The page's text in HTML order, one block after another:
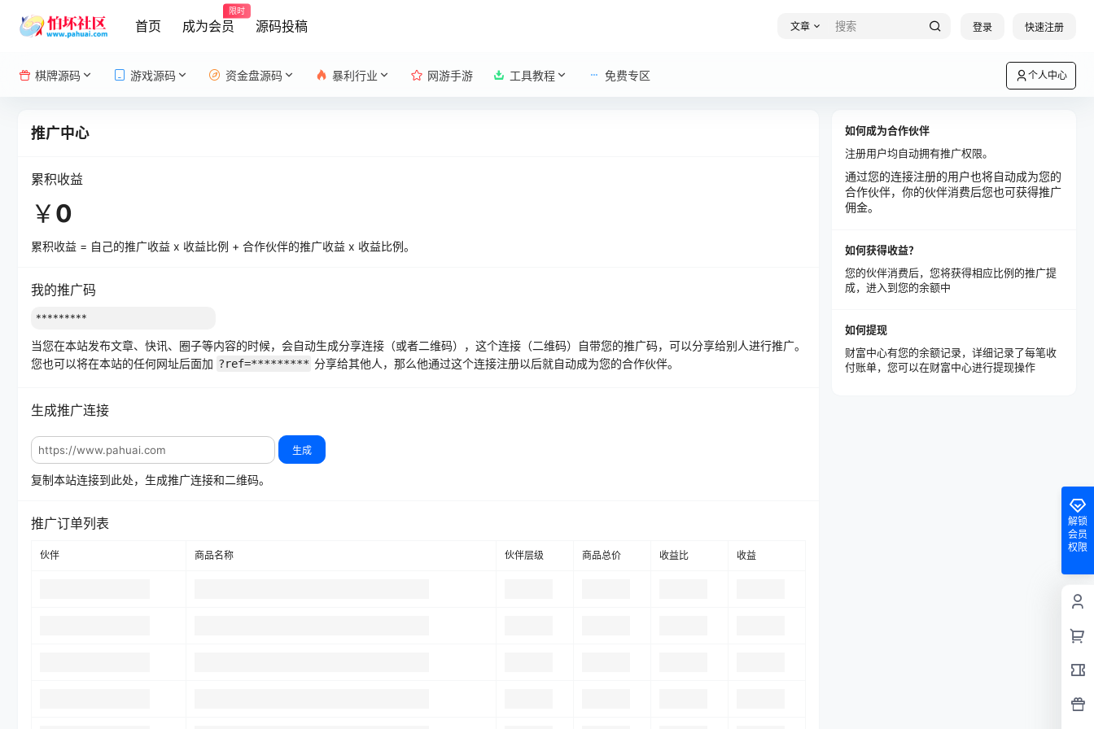
首页 成为会员
限时
源码投稿 文章 登录 快速注册
棋牌源码 游戏源码 资金盘源码 暴利行业 网游手游 工具教程 免费专区 个人中心
推广中心
累积收益
￥0
累积收益 = 自己的推广收益 x 收益比例 + 合作伙伴的推广收益 x 收益比例。
我的推广码
当您在本站发布文章、快讯、圈子等内容的时候，会自动生成分享连接（或者二维码），这个连接（二维码）自带您的推广码，可以分享给别人进行推广。
您也可以将在本站的任何网址后面加 ?ref=********* 分享给其他人，那么他通过这个连接注册以后就自动成为您的合作伙伴。
生成推广连接
生成
复制本站连接到此处，生成推广连接和二维码。
推广订单列表
伙伴 商品名称 伙伴层级 商品总价 收益比 收益
如何成为合作伙伴
注册用户均自动拥有推广权限。
通过您的连接注册的用户也将自动成为您的
合作伙伴，你的伙伴消费后您也可获得推广
佣金。
如何获得收益？
您的伙伴消费后，您将获得相应比例的推广提
成，进入到您的余额中
如何提现
财富中心有您的余额记录，详细记录了每笔收
付账单，您可以在财富中心进行提现操作
解锁
会员
权限